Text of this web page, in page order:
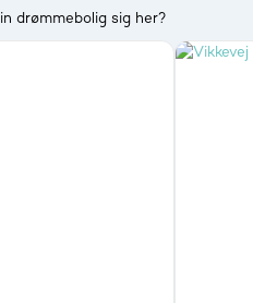
drømmebolig sig her?